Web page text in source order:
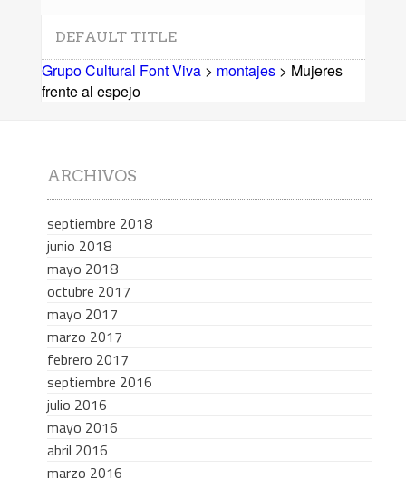
DEFAULT TITLE
Grupo Cultural Font Viva> montajes> Mujeres
frente al espejo
ARCHIVOS
septiembre 2018
junio 2018
mayo 2018
octubre 2017
mayo 2017
marzo 2017
febrero 2017
septiembre 2016
julio 2016
mayo 2016
abril 2016
marzo 2016